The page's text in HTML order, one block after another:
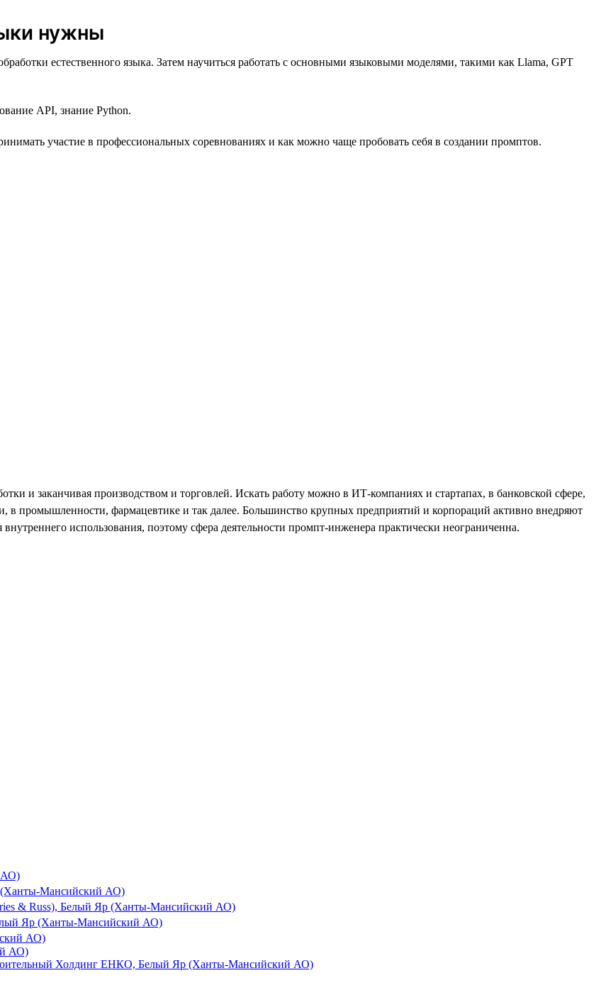
нужны
естественного языка. Затем научиться работать с основными языковыми моделями, такими как Llama, GPT
API, знание Python.
участие в профессиональных соревнованиях и как можно чаще пробовать себя в создании промптов.
и заканчивая производством и торговлей. Искать работу можно в ИТ-компаниях и стартапах, в банковской сфере,
в промышленности, фармацевтике и так далее. Большинство крупных предприятий и корпораций активно внедряют
использования, поэтому сфера деятельности промпт-инженера практически неограниченна.
АО)
Мансийский АО)
& Russ), Белый Яр (Ханты-Мансийский АО)
Яр (Ханты-Мансийский АО)
АО)
АО)
Холдинг ЕНКО, Белый Яр (Ханты-Мансийский АО)